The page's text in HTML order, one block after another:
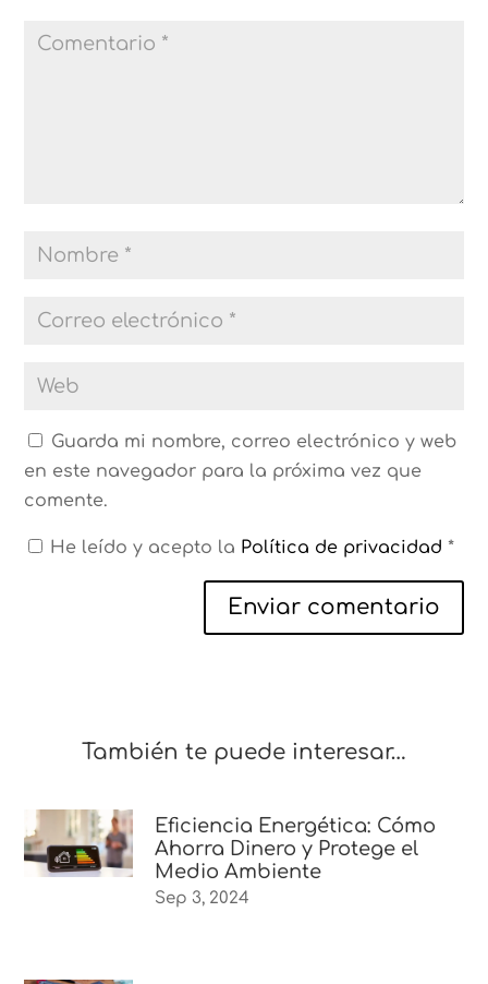
Guarda mi nombre, correo electrónico y web
en este navegador para la próxima vez que
comente.
He leído y acepto la Política de privacidad*
Enviar comentario
También te puede interesar…
Eficiencia Energética: Cómo
Ahorra Dinero y Protege el
Medio Ambiente
Sep 3, 2024